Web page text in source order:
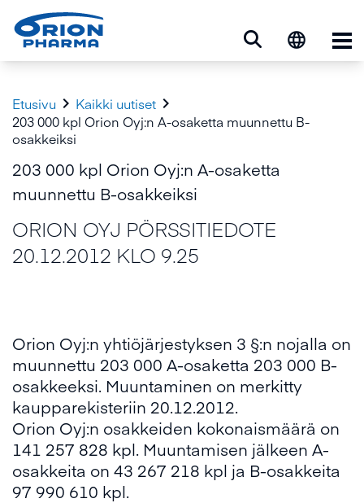
Etusivu  Kaikki uutiset 
203 000 kpl Orion Oyj:n A-osaketta muunnettu B-
osakkeiksi
203 000 kpl Orion Oyj:n A-osaketta
muunnettu B-osakkeiksi
ORION OYJ PÖRSSITIEDOTE
20.12.2012 KLO 9.25
Orion Oyj:n yhtiöjärjestyksen 3 §:n nojalla on
muunnettu 203 000 A-osaketta 203 000 B-
osakkeeksi. Muuntaminen on merkitty
kaupparekisteriin 20.12.2012.
Orion Oyj:n osakkeiden kokonaismäärä on
141 257 828 kpl. Muuntamisen jälkeen A-
osakkeita on 43 267 218 kpl ja B-osakkeita
97 990 610 kpl.